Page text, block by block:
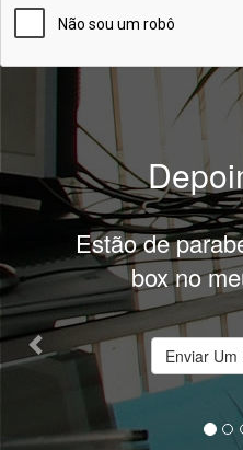
Estão de
box no
Previous
Enviar